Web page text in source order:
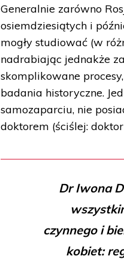
Generalnie zarówno
osiemdziesiątych i
mogły studiować (w
nadrabiając jednakże
skomplikowane
badania historyczne.
samozaparciu, nie
doktorem (ściślej:
Dr Iwona
czynnego i
kobiet: